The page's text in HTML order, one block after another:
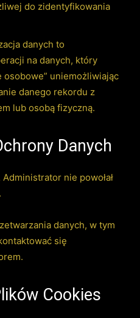
do zidentyfikowania
danych to
na danych, który
osobowe” uniemożliwiając
danego rekordu z
lub osobą fizyczną.
Danych
nie powołał
danych, w tym
się
Cookies